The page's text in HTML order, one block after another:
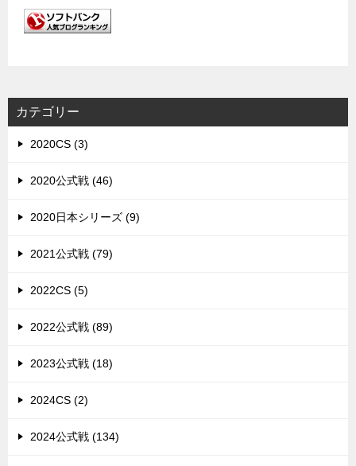
カテゴリー
2020CS (3)
2020公式戦 (46)
2020日本シリーズ (9)
2021公式戦 (79)
2022CS (5)
2022公式戦 (89)
2023公式戦 (18)
2024CS (2)
2024公式戦 (134)